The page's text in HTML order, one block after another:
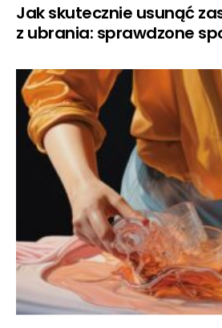
Jak skutecznie usunąć
z ubrania: sprawdzone